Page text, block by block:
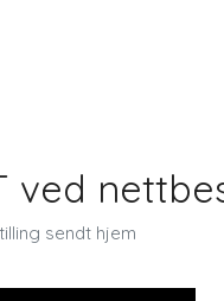
ved
sendt hjem